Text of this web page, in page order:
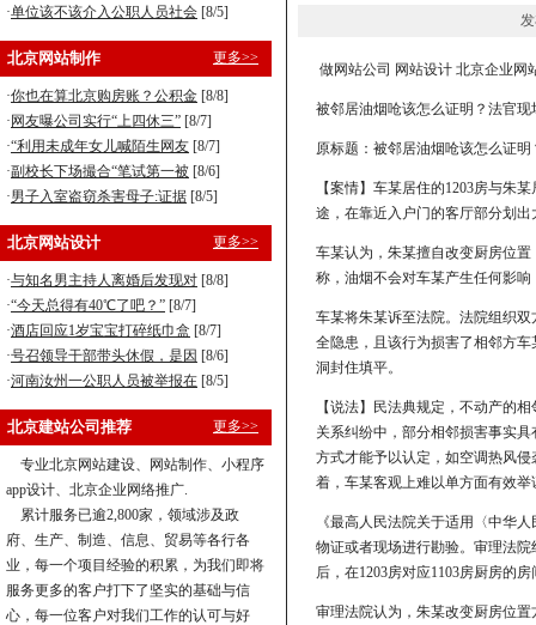
·单位该不该介入公职人员社会 [8/5]
北京网站制作 更多>>
·你也在算北京购房账？公积金 [8/8]
· 网友曝公司实行“上四休三” [8/7]
·“利用未成年女儿喊陌生网友 [8/7]
·副校长下场撮合“笔试第一被 [8/6]
·男子入室盗窃杀害母子:证据 [8/5]
北京网站设计 更多>>
·与知名男主持人离婚后发现对 [8/8]
·“今天总得有40℃了吧？” [8/7]
·酒店回应1岁宝宝打碎纸巾盒 [8/7]
·号召领导干部带头休假，是因 [8/6]
·河南汝州一公职人员被举报在 [8/5]
北京建站公司推荐 更多>>
专业北京网站建设、网站制作、小程序
app设计、北京企业网络推广.
累计服务已逾2,800家，领域涉及政
府、生产、制造、信息、贸易等各行各
业，每一个项目经验的积累，为我们即将
服务更多的客户打下了坚实的基础与信
心，每一位客户对我们工作的认可与好
做网站公司 网站设计 北京企业网
被邻居油烟呛该怎么证明？法官
原标题：被邻居油烟呛该怎么证
【案情】车某居住的1203房与朱
途，在靠近入户门的客厅部分划
车某认为，朱某擅自改变厨房位
称，油烟不会对车某产生任何影
车某将朱某诉至法院。法院组织
全隐患，且该行为损害了相邻方
洞封住填平。
【说法】民法典规定，不动产的
关系纠纷中，部分相邻损害事实
方式才能予以认定，如空调热风
着，车某客观上难以单方面有效
《最高人民法院关于适用〈中华
物证或者现场进行勘验。审理法
后，在1203房对应1103房厨房的
审理法院认为，朱某改变厨房位